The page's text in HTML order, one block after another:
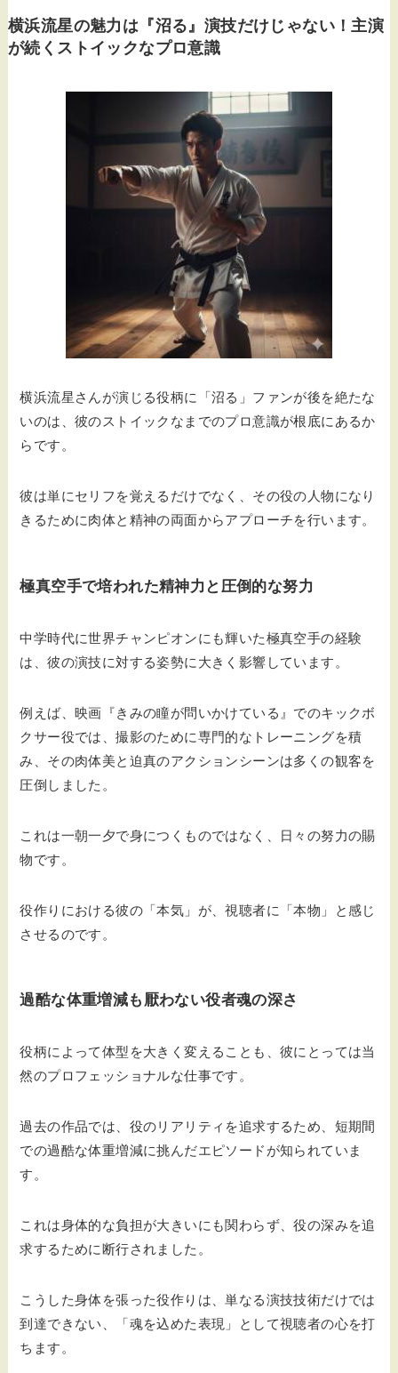
横浜流星の魅力は『沼る』演技だけじゃない！主演
が続くストイックなプロ意識
横浜流星さんが演じる役柄に「沼る」ファンが後を絶たな
いのは、彼のストイックなまでのプロ意識が根底にあるか
らです。
彼は単にセリフを覚えるだけでなく、その役の人物になり
きるために肉体と精神の両面からアプローチを行います。
極真空手で培われた精神力と圧倒的な努力
中学時代に世界チャンピオンにも輝いた極真空手の経験
は、彼の演技に対する姿勢に大きく影響しています。
例えば、映画『きみの瞳が問いかけている』でのキックボ
クサー役では、撮影のために専門的なトレーニングを積
み、その肉体美と迫真のアクションシーンは多くの観客を
圧倒しました。
これは一朝一夕で身につくものではなく、日々の努力の賜
物です。
役作りにおける彼の「本気」が、視聴者に「本物」と感じ
させるのです。
過酷な体重増減も厭わない役者魂の深さ
役柄によって体型を大きく変えることも、彼にとっては当
然のプロフェッショナルな仕事です。
過去の作品では、役のリアリティを追求するため、短期間
での過酷な体重増減に挑んだエピソードが知られていま
す。
これは身体的な負担が大きいにも関わらず、役の深みを追
求するために断行されました。
こうした身体を張った役作りは、単なる演技技術だけでは
到達できない、「魂を込めた表現」として視聴者の心を打
ちます。